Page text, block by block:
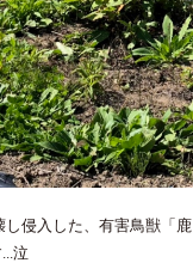
侵入した、有害鳥獣「
泣